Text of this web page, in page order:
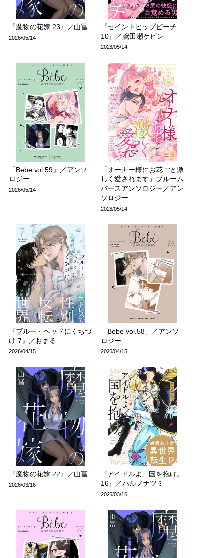
『魔物の花嫁 23』／山冨
2026/05/14
『セイントヒップピーチ
10』／鳶田瀬ケビン
2026/05/14
「Bebe vol.59」／アンソ
ロジー
2026/05/14
「オーナー様にお花ごと激
しく愛されます」ブルーム
バースアンソロジー／アン
ソロジー
2026/05/14
『ブルー・ヘッドにくちづ
け 7』／おまる
2026/04/15
「Bebe vol.58」／アンソ
ロジー
2026/04/15
『魔物の花嫁 22』／山冨
2026/03/16
『アイドルよ、国を抱け。
16』／ハルノナツミ
2026/03/16